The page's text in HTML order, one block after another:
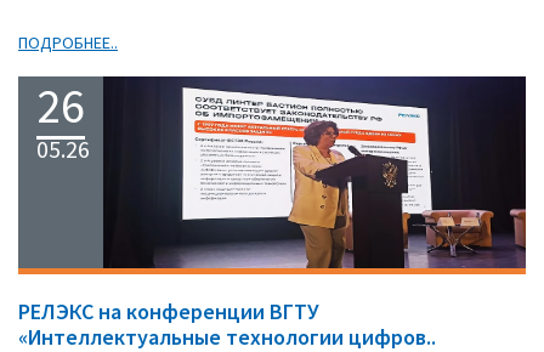
ПОДРОБНЕЕ..
26
05.26
РЕЛЭКС на конференции ВГТУ
«Интеллектуальные технологии цифров..